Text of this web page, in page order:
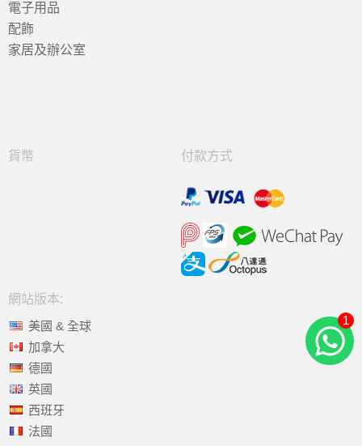
電子用品
配飾
家居及辦公室
貨幣 付款方式
網站版本:
美國 & 全球
加拿大
德國
英國
西班牙
法國
1